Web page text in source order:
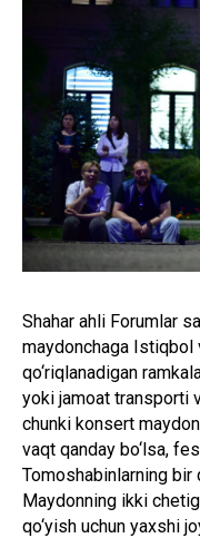
Shahar ahli Forumlar
maydonchaga Istiqbol
qo‘riqlanadigan
yoki jamoat transporti
chunki konsert
vaqt qanday bo‘lsa,
Tomoshabinlarning
Maydonning ikki
qo‘yish uchun yaxshi